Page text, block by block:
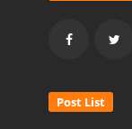
Post List